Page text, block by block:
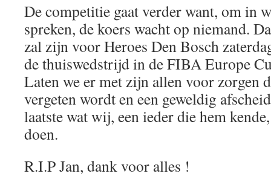
De competitie gaat verder want, om in
spreken, de koers wacht op niemand.
zal zijn voor Heroes Den Bosch
de thuiswedstrijd in de FIBA Europe
Laten we er met zijn allen voor zorgen
vergeten wordt en een geweldig
laatste wat wij, een ieder die hem
doen.
R.I.P Jan, dank voor alles !